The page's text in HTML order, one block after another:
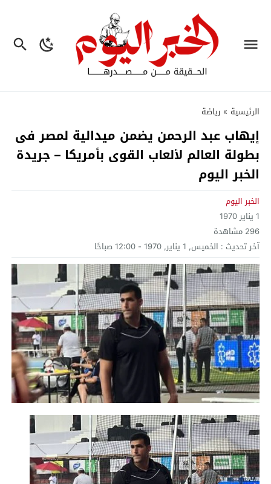
الرئيسية » رياضة
إيهاب عبد الرحمن يضمن ميدالية لمصر فى
بطولة العالم لألعاب القوى بأمريكا – جريدة
الخبر اليوم
الخبر اليوم
1 يناير 1970
296 مشاهدة
آخر تحديث : الخميس, 1 يناير, 1970 - 12:00 صباحًا